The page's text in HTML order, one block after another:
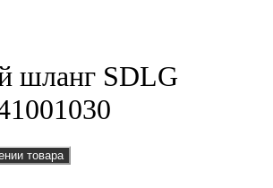
шланг SDLG
товара